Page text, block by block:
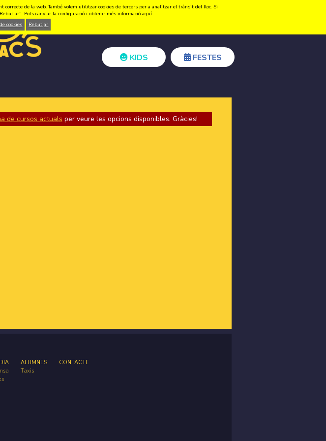
Registrar-se Accedir
KIDS FESTES
de cursos actuals per veure les opcions disponibles. Gràcies!
ALUMNES
Taxis
CONTACTE
de la web. També volem utilitzar cookies de tercers per a analitzar el trànsit del lloc. Si
Pots canviar la configuració i obtenir més informacióaquí.
cookies
Rebutjar